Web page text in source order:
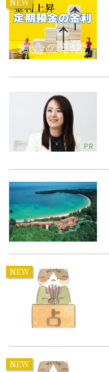
PR
NEW
NEW